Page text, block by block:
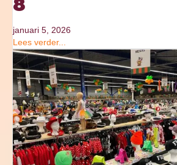
8
januari 5, 2026
Lees verder...